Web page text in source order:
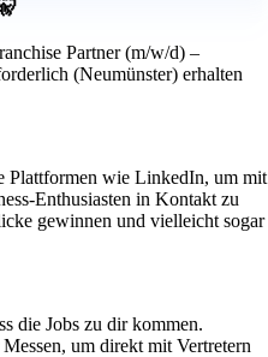
Partner (m/w/d) –
(Neumünster) erhalten
Plattformen wie LinkedIn, um mit
Enthusiasten in Kontakt zu
gewinnen und vielleicht sogar
die Jobs zu dir kommen.
um direkt mit Vertretern